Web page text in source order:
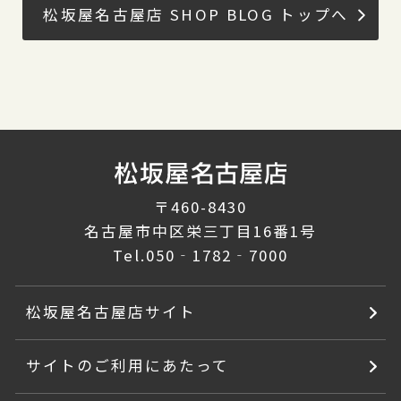
松坂屋名古屋店 SHOP BLOG トップへ
〒460-8430
名古屋市中区栄三丁目16番1号
Tel.050‐1782‐7000
松坂屋名古屋店サイト
サイトのご利用にあたって